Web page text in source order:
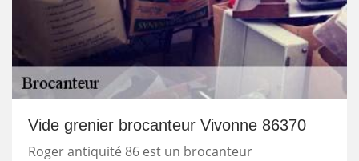
Vide grenier brocanteur Vivonne 86370
Roger antiquité 86 est un brocanteur